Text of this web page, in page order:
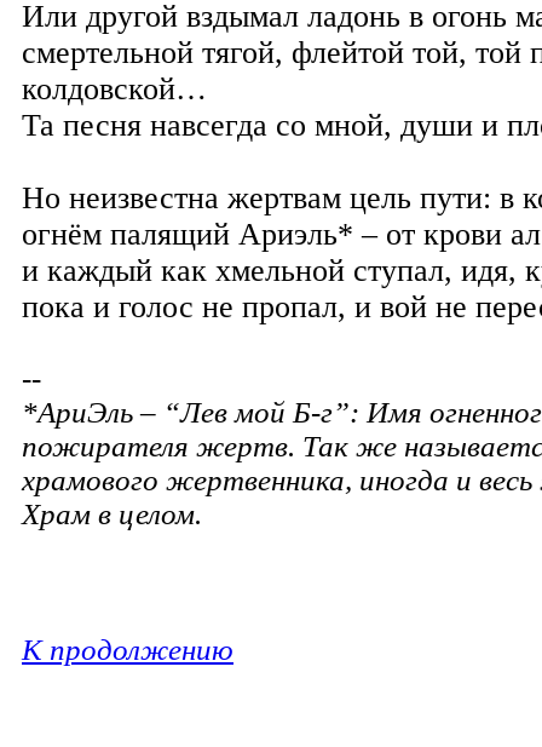
Или другой вздымал ладонь в огонь
смертельной тягой, флейтой той, той
колдовской…
Та песня навсегда со мной, души и
Но неизвестна жертвам цель пути: в
огнём палящий Ариэль* – от крови
и каждый как хмельной ступал, идя,
пока и голос не пропал, и вой не
--
*АриЭль – “Лев мой Б-г”: Имя
пожирателя жертв. Так же
храмового жертвенника, иногда и
Храм в целом.
К продолжению